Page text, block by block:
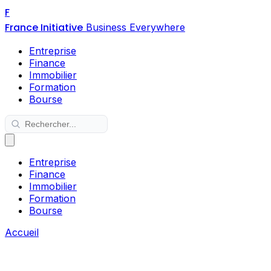
F
France Initiative Business Everywhere
Entreprise
Finance
Immobilier
Formation
Bourse
Entreprise
Finance
Immobilier
Formation
Bourse
Accueil